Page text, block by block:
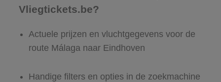
Vliegtickets.be?
Actuele prijzen en vluchtgegevens voor de
route Málaga naar Eindhoven
Handige filters en opties in de zoekmachine